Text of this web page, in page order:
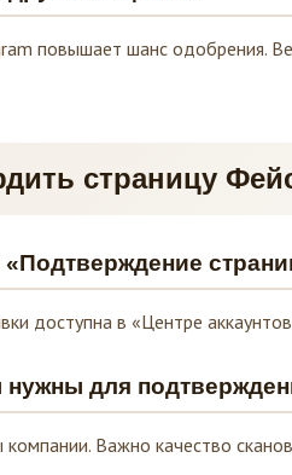
повышает шанс одобрения.
страницу
«Подтверждение
доступна в «Центре
нужны для
Важно качество